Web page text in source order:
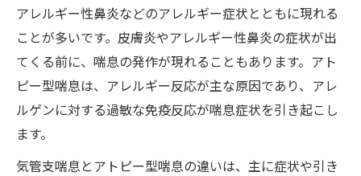
アレルギー性鼻炎などのアレルギー症状とともに現れる
ことが多いです。皮膚炎やアレルギー性鼻炎の症状が出
てくる前に、喘息の発作が現れることもあります。アト
ピー型喘息は、アレルギー反応が主な原因であり、アレ
ルゲンに対する過敏な免疫反応が喘息症状を引き起こし
ます。
気管支喘息とアトピー型喘息の違いは、主に症状や引き